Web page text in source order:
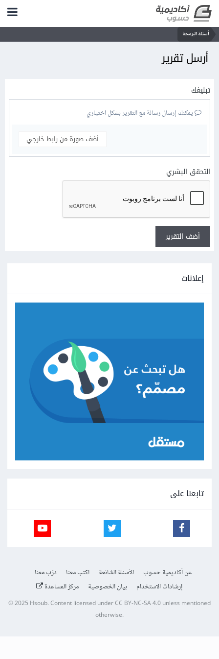
أسئلة البرمجة
أرسل تقرير
تبليغك
يمكنك إرسال رسالة مع التقرير بشكل اختياري
أضف صورة من رابط خارجي
التحقق البشري
أضف التقرير
إعلانات
تابعنا على
عن أكاديمية حسوب الأسئلة الشائعة اكتب معنا
درّب معنا
إرشادات الاستخدام
بيان الخصوصية مركز المساعدة
© 2025 Hsoub.Content licensed underCC BY-NC-SA 4.0unless mentioned
otherwise.